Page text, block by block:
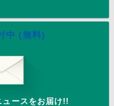
中 (無料)
ースをお届け!!